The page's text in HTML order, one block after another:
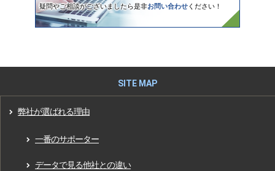
疑問やご相談がございましたら是非お問い合わせ ください！
弊社が選ばれる理由
一番のサポーター
データで見る他社との違い